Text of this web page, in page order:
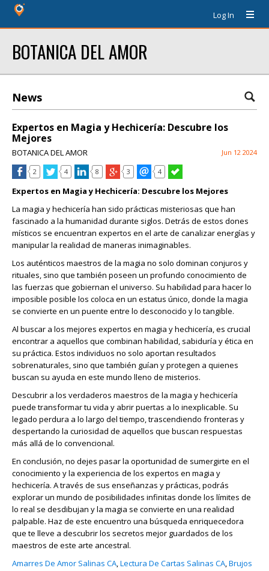
Log In
BOTANICA DEL AMOR
News
Expertos en Magia y Hechicería: Descubre los
Mejores
BOTANICA DEL AMOR Jun 12 2024
2 4 8 3 4
Expertos en Magia y Hechicería: Descubre los Mejores
La magia y hechicería han sido prácticas misteriosas que han
fascinado a la humanidad durante siglos. Detrás de estos dones
místicos se encuentran expertos en el arte de canalizar energías y
manipular la realidad de maneras inimaginables.
Los auténticos maestros de la magia no solo dominan conjuros y
rituales, sino que también poseen un profundo conocimiento de
las fuerzas que gobiernan el universo. Su habilidad para hacer lo
imposible posible los coloca en un estatus único, donde la magia
se convierte en un puente entre lo desconocido y lo tangible.
Al buscar a los mejores expertos en magia y hechicería, es crucial
encontrar a aquellos que combinan habilidad, sabiduría y ética en
su práctica. Estos individuos no solo aportan resultados
sobrenaturales, sino que también guían y protegen a quienes
buscan su ayuda en este mundo lleno de misterios.
Descubrir a los verdaderos maestros de la magia y hechicería
puede transformar tu vida y abrir puertas a lo inexplicable. Su
legado perdura a lo largo del tiempo, trascendiendo fronteras y
despertando la curiosidad de aquellos que buscan respuestas
más allá de lo convencional.
En conclusión, no dejes pasar la oportunidad de sumergirte en el
conocimiento y la experiencia de los expertos en magia y
hechicería. A través de sus enseñanzas y prácticas, podrás
explorar un mundo de posibilidades infinitas donde los límites de
lo real se desdibujan y la magia se convierte en una realidad
palpable. Haz de este encuentro una búsqueda enriquecedora
que te lleve a descubrir los secretos mejor guardados de los
maestros de este arte ancestral.
Amarres De Amor Salinas CA,Lectura De Cartas Salinas CA,Brujos